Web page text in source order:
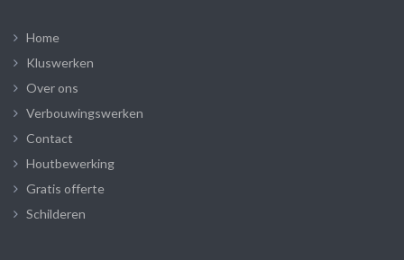
Home
Kluswerken
Over ons
Verbouwingswerken
Contact
Houtbewerking
Gratis offerte
Schilderen